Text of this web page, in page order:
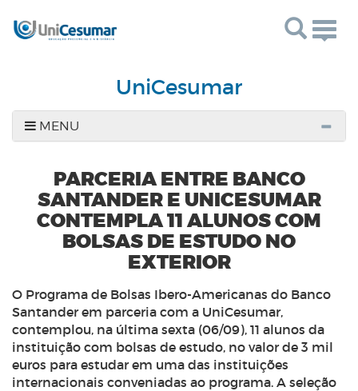
UniCesumar
MENU
PARCERIA ENTRE BANCO
SANTANDER E UNICESUMAR
CONTEMPLA 11 ALUNOS COM
BOLSAS DE ESTUDO NO
EXTERIOR
O Programa de Bolsas Ibero-Americanas do Banco
Santander em parceria com a UniCesumar,
contemplou, na última sexta (06/09), 11 alunos da
instituição com bolsas de estudo, no valor de 3 mil
euros para estudar em uma das instituições
internacionais conveniadas ao programa. A seleção